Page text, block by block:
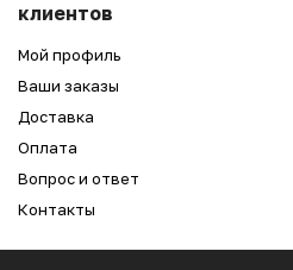
клиентов
Мой профиль
Ваши заказы
Доставка
Оплата
Вопрос и ответ
Контакты